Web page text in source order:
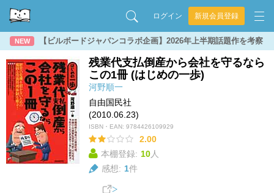
ログイン 新規会員登録
NEW 【ビルボードジャパンコラボ企画】2026年上半期話題作を考察
残業代支払倒産から会社を守るなら
この1冊 (はじめの一歩)
河野順一
自由国民社
(2010.06.23)
ISBN・EAN: 9784426109929
2.00
本棚登録: 10人
感想: 1件